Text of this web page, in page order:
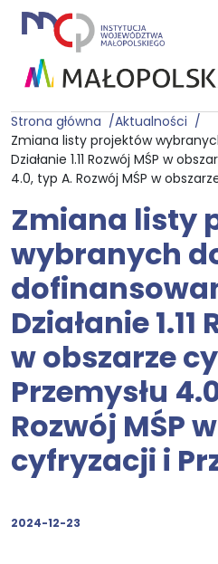
Strona główna
Aktualności
Zmiana listy projektów
Działanie 1.11 Rozwój MŚP w
4.0, typ A. Rozwój MŚP w
Zmiana listy
wybranych
Działanie 1.11
w obszarze
Przemysłu
Rozwój MŚP
cyfryzacji i
2024-12-23